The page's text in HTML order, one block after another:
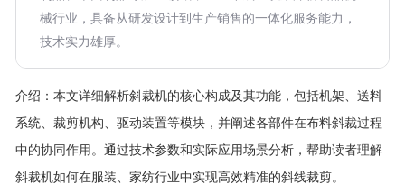
械行业，具备从研发设计到生产销售的一体化服务能力，
技术实力雄厚。
介绍： 本文详细解析斜裁机的核心构成及其功能，包括机架、送料
系统、裁剪机构、驱动装置等模块，并阐述各部件在布料斜裁过程
中的协同作用。通过技术参数和实际应用场景分析，帮助读者理解
斜裁机如何在服装、家纺行业中实现高效精准的斜线裁剪。